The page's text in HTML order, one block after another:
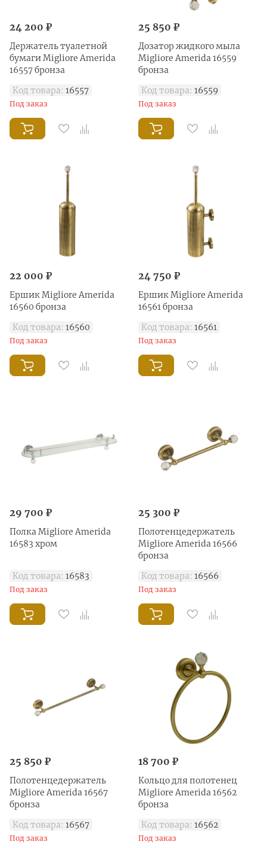
24 200 ₽
Держатель туалетной
бумаги Migliore Amerida
16557 бронза
Код товара: 16557
Под заказ
25 850 ₽
Дозатор жидкого мыла
Migliore Amerida 16559
бронза
Код товара: 16559
Под заказ
22 000 ₽
Ершик Migliore Amerida
16560 бронза
Код товара: 16560
Под заказ
24 750 ₽
Ершик Migliore Amerida
16561 бронза
Код товара: 16561
Под заказ
29 700 ₽
Полка Migliore Amerida
16583 хром
Код товара: 16583
Под заказ
25 300 ₽
Полотенцедержатель
Migliore Amerida 16566
бронза
Код товара: 16566
Под заказ
25 850 ₽
Полотенцедержатель
Migliore Amerida 16567
бронза
Код товара: 16567
Под заказ
18 700 ₽
Кольцо для полотенец
Migliore Amerida 16562
бронза
Код товара: 16562
Под заказ